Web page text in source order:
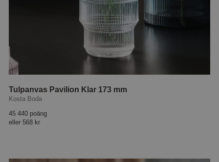
Tulpanvas Pavilion Klar 173 mm
Kosta Boda
45 440 poäng
eller 568 kr